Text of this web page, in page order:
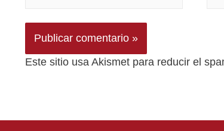
Este sitio usa Akismet para reducir el